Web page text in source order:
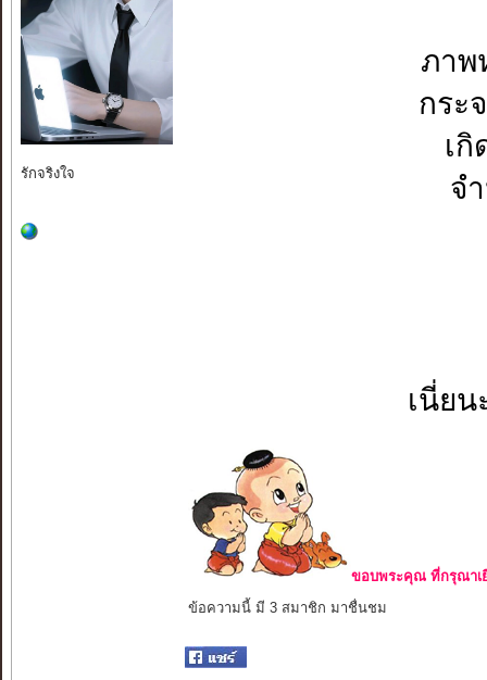
รักจริงใจ
ภาพ
กระ
เ
จ
เนี่ยน
ขอบพระคุณ ที่กรุณาเ
ข้อความนี้ มี 3 สมาชิก มาชื่นชม